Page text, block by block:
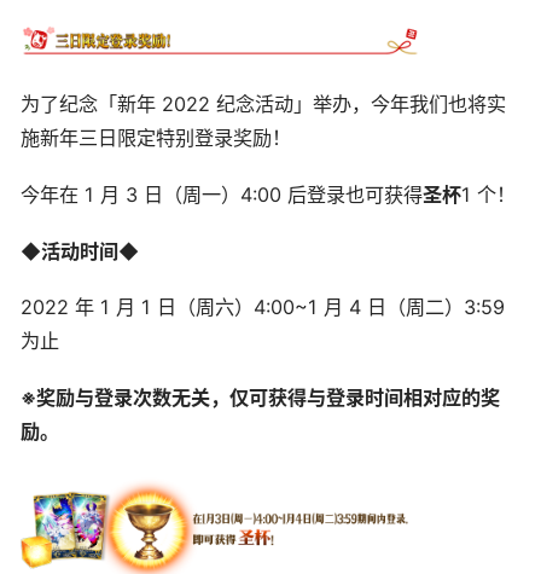
为了纪念「新年 2022 纪念活动」举办，今年我们也将实
施新年三日限定特别登录奖励！
今年在 1 月 3 日（周一）4:00 后登录也可获得圣杯1 个！
◆活动时间◆
2022 年 1 月 1 日（周六）4:00~1 月 4 日（周二）3:59
为止
※奖励与登录次数无关，仅可获得与登录时间相对应的奖
励。